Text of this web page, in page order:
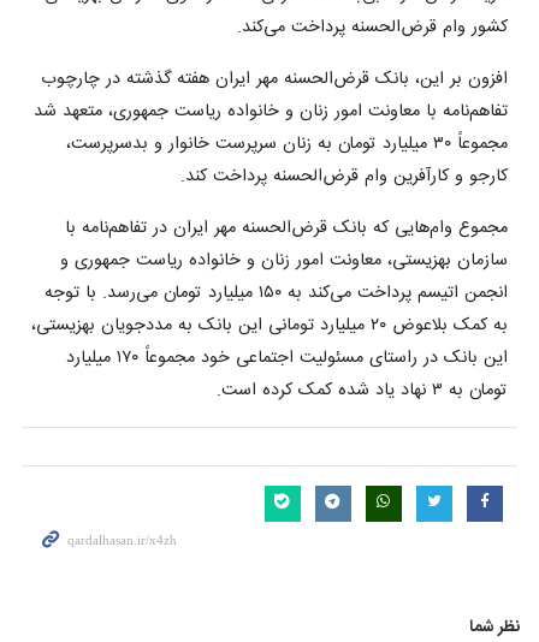
کشور وام قرض‌الحسنه پرداخت می‌کند.
افزون بر این، بانک قرض‌الحسنه مهر ایران هفته گذشته در چارچوب
تفاهم‌نامه با معاونت امور زنان و خانواده ریاست جمهوری، متعهد شد
مجموعاً ۳۰ میلیارد تومان به زنان سرپرست خانوار و بدسرپرست،
کارجو و کارآفرین وام قرض‌الحسنه پرداخت ‌کند.
مجموع وام‌هایی که بانک قرض‌الحسنه مهر ایران در تفاهم‌نامه با
سازمان بهزیستی، معاونت امور زنان و خانواده ریاست جمهوری و
انجمن اتیسم پرداخت می‌کند به ۱۵۰ میلیارد تومان می‌رسد. با توجه
به کمک بلاعوض ۲۰ میلیارد تومانی این بانک به مددجویان بهزیستی،
این بانک در راستای مسئولیت اجتماعی خود مجموعاً ۱۷۰ میلیارد
تومان به ۳ نهاد یاد شده کمک کرده است.
نظر شما